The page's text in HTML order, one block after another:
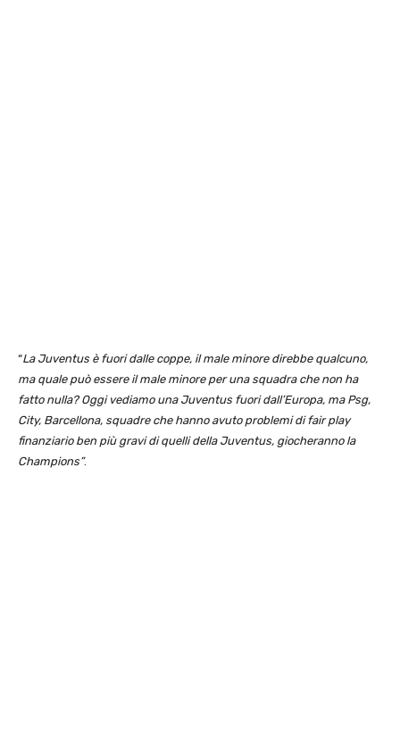
“La Juventus è fuori dalle coppe, il male minore direbbe qualcuno,
ma quale può essere il male minore per una squadra che non ha
fatto nulla? Oggi vediamo una Juventus fuori dall’Europa, ma Psg,
City, Barcellona, squadre che hanno avuto problemi di fair play
finanziario ben più gravi di quelli della Juventus, giocheranno la
Champions”.